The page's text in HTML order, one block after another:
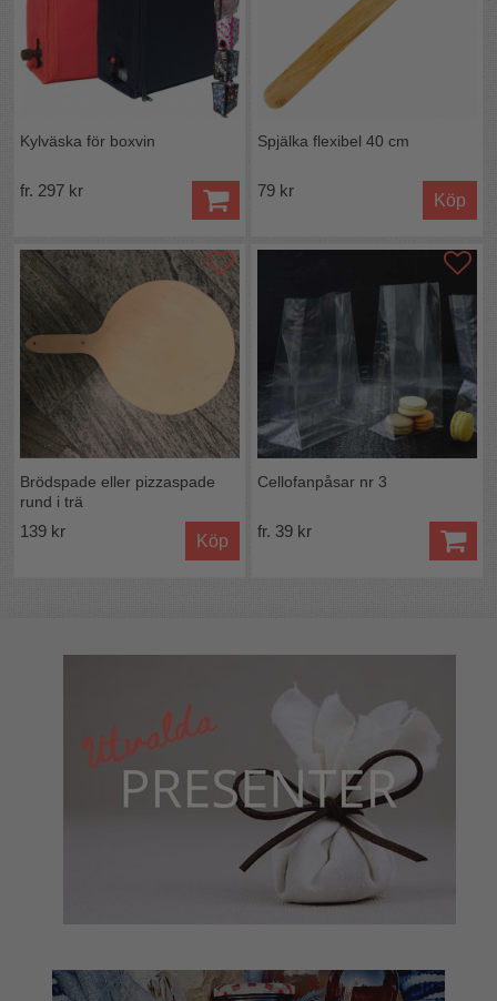
Kylväska för boxvin
fr. 297 kr
Spjälka flexibel 40 cm
79 kr
Köp
Brödspade eller pizzaspade
rund i trä
139 kr
Köp
Cellofanpåsar nr 3
fr. 39 kr